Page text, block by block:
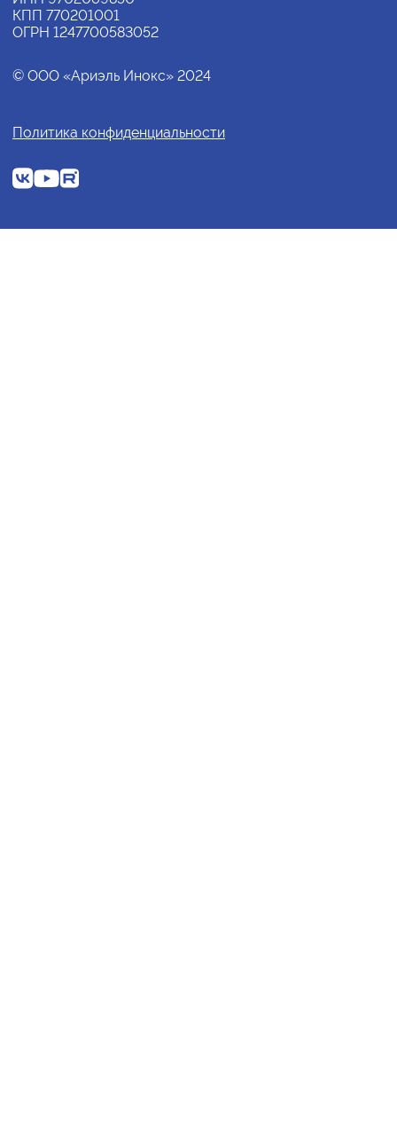
КПП 770201001
ОГРН 1247700583052
© ООО «Ариэль Инокс» 2024
Политика конфиденциальности